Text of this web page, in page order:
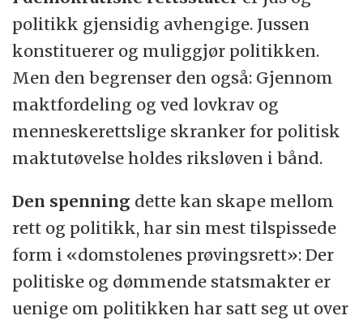
politikk gjensidig avhengige. Jussen
konstituerer og muliggjør politikken.
Men den begrenser den også: Gjennom
maktfordeling og ved lovkrav og
menneskerettslige skranker for politisk
maktutøvelse holdes riksløven i bånd.
Den spenning dette kan skape mellom
rett og politikk, har sin mest tilspissede
form i «domstolenes prøvingsrett»: Der
politiske og dømmende statsmakter er
uenige om politikken har satt seg ut over